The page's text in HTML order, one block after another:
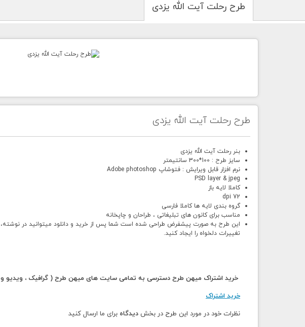
طرح رحلت آیت الله یزدی
طرح رحلت آیت الله یزدی
بنر رحلت آیت الله یزدی
سایز طرح : 100*300 سانتیمتر
نرم افزار قابل ویرایش : فتوشاپ Adobe photoshop
PSD layer & jpeg
کاملا لایه باز
72 dpi
گروه بندی لایه ها کاملا فارسی
مناسب برای کانون های تبلیغاتی ، طراحان و چاپخانه
این طرح به صورت پیشفرض طراحی شده است شما پس از خرید و دانلود میتوانید در نوشته،
تغییرات دلخواه را ایجاد کنید.
خرید اشتراک میهن طرح دسترسی به تمامی سایت های میهن طرح ( گرافیک ، ویدیو
خرید اشتراک
نظرات خود در مورد این طرح در بخش دیدگاه برای ما ارسال کنید